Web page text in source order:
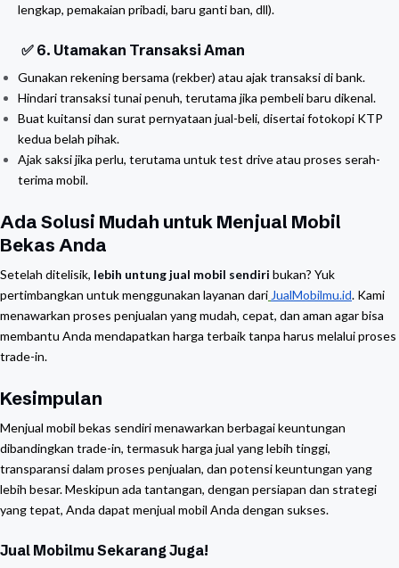
lengkap, pemakaian pribadi, baru ganti ban, dll).
✅ 6. Utamakan Transaksi Aman
Gunakan rekening bersama (rekber) atau ajak transaksi di bank.
Hindari transaksi tunai penuh, terutama jika pembeli baru dikenal.
Buat kuitansi dan surat pernyataan jual-beli, disertai fotokopi KTP
kedua belah pihak.
Ajak saksi jika perlu, terutama untuk test drive atau proses serah-
terima mobil.
Ada Solusi Mudah untuk Menjual Mobil
Bekas Anda
Setelah ditelisik, lebih untung jual mobil sendiri bukan? Yuk
pertimbangkan untuk menggunakan layanan dari JualMobilmu.id. Kami
menawarkan proses penjualan yang mudah, cepat, dan aman agar bisa
membantu Anda mendapatkan harga terbaik tanpa harus melalui proses
trade-in.
Kesimpulan
Menjual mobil bekas sendiri menawarkan berbagai keuntungan
dibandingkan trade-in, termasuk harga jual yang lebih tinggi,
transparansi dalam proses penjualan, dan potensi keuntungan yang
lebih besar. Meskipun ada tantangan, dengan persiapan dan strategi
yang tepat, Anda dapat menjual mobil Anda dengan sukses.
Jual Mobilmu Sekarang Juga!